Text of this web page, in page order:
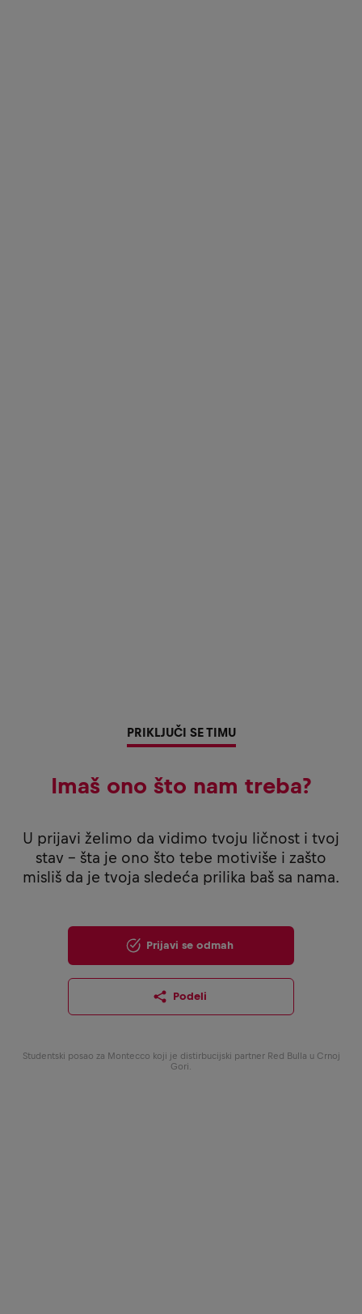
PRIKLJUČI SE TIMU
Imaš ono što nam treba?
U prijavi želimo da vidimo tvoju ličnost i tvoj
stav - šta je ono što tebe motiviše i zašto
misliš da je tvoja sledeća prilika baš sa nama.
Prijavi se odmah
Podeli
Studentski posao za Montecco koji je distirbucijski partner Red Bulla u Crnoj
Gori.